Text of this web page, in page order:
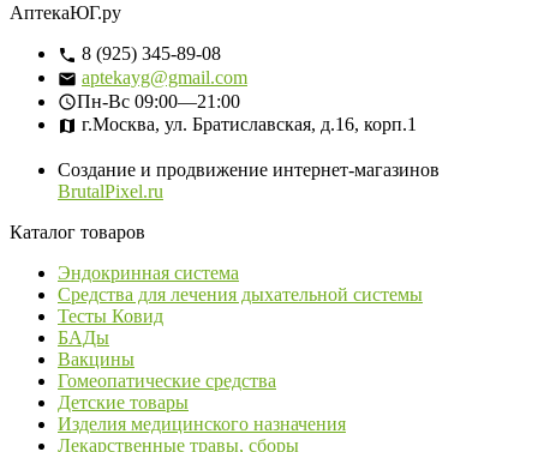
АптекаЮГ.ру
8 (925) 345-89-08
aptekayg@gmail.com
Пн-Вс 09:00—21:00
г.Москва, ул. Братиславская, д.16, корп.1
Создание и продвижение интернет-магазинов
BrutalPixel.ru
Каталог товаров
Эндокринная система
Средства для лечения дыхательной системы
Тесты Ковид
БАДы
Вакцины
Гомеопатические средства
Детские товары
Изделия медицинского назначения
Лекарственные травы, сборы